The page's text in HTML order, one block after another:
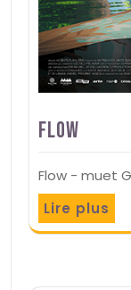
Flow
Flow - muet
Lire plus